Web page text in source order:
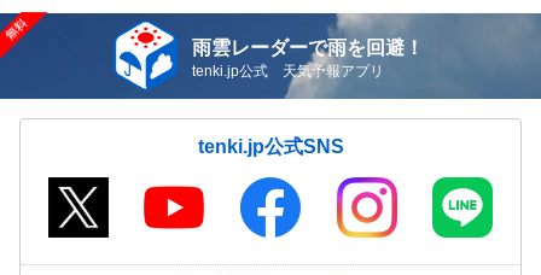
雨雲レーダーで雨を回避！
tenki.jp公式 天気予報アプリ
tenki.jp公式SNS